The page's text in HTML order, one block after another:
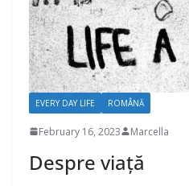
EVERY DAY LIFE ROMÂNĂ
February 16, 2023 Marcella
Despre viață